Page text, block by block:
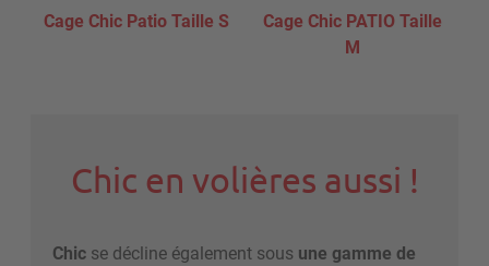
Cage Chic Patio Taille S
Cage Chic PATIO Taille
M
Chic en volières aussi !
Chic se décline également sous une gamme de